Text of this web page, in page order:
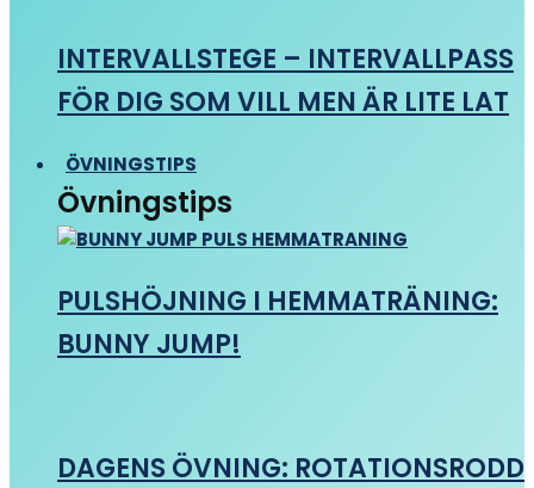
INTERVALLSTEGE – INTERVALLPASS
FÖR DIG SOM VILL MEN ÄR LITE LAT
ÖVNINGSTIPS
Övningstips
PULSHÖJNING I HEMMATRÄNING:
BUNNY JUMP!
DAGENS ÖVNING: ROTATIONSRODD